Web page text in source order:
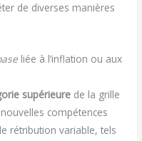
de diverses manières
liée à l’inflation ou aux
supérieure de la grille
compétences
rétribution variable, tels